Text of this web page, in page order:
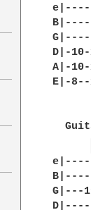
D|-
A|-
E|-
G|---